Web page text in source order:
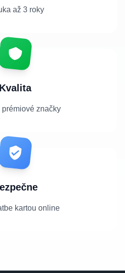
až 3 roky
Kvalita
prémiové značky
kartou online